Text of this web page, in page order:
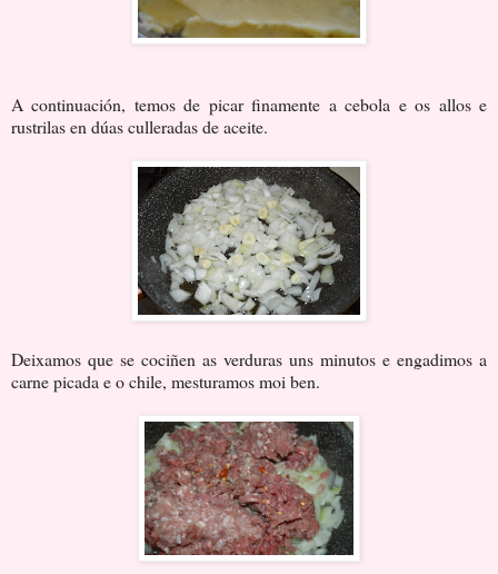
A continuación, temos de picar finamente a cebola e os allos e
rustrilas en dúas culleradas de aceite.
Deixamos que se cociñen as verduras uns minutos e engadimos a
carne picada e o chile, mesturamos moi ben.